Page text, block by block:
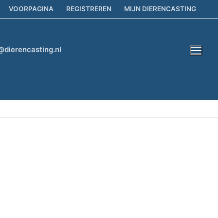
VOORPAGINA REGISTREREN MIJN DIERENCASTING